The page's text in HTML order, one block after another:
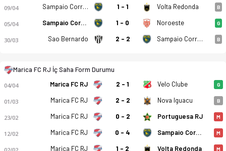
Marica FC RJ - Sampaio Correa (RJ) 2-2 bitti. Gol anları,
09/04 Sampaio Correa FE 1 - 1 Volta Redonda B
05/04 Sampaio Correa FE 1 - 0 Noroeste G
30/03 Sao Bernardo 2 - 2 Sampaio Correa FE B
Marica FC RJ İç Saha Form Durumu
04/04 Marica FC RJ 2 - 1 Velo Clube G
01/03 Marica FC RJ 2 - 2 Nova Iguacu B
23/02 Marica FC RJ 0 - 2 Portuguesa RJ M
12/02 Marica FC RJ 0 - 4 Sampaio Correa FE M
Marica FC RJ 1 - 2 Volta Redonda M